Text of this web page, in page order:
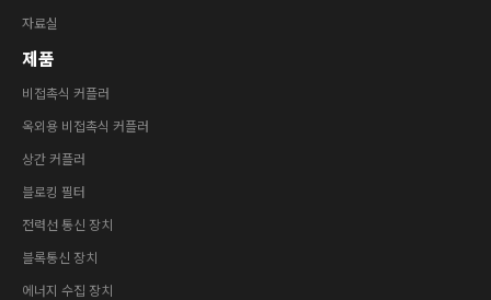
자료실
제품
비접촉식 커플러
옥외용 비접촉식 커플러
상간 커플러
블로킹 필터
전력선 통신 장치
블록통신 장치
에너지 수집 장치